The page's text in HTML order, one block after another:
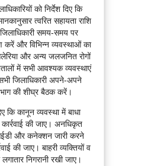
को निर्देश दिए कि
त्वरित सहायता राशि
समय-समय पर
करें और विभिन्न व्यवस्थाओं का
और अन्य जलजनित रोगों
में सभी आवश्यक व्यवस्थाएं
जिलाधिकारी अपने-अपने
की शीघ्र बैठक करें।
कि कानून व्यवस्था में बाधा
की जाए। अनधिकृत
और कनेक्शन जारी करने
की जाए। बाहरी व्यक्तियों व
निगरानी रखी जाए।